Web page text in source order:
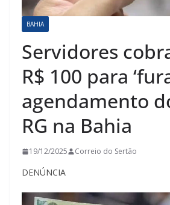
BAHIA
Servidores
R$ 100 para
agendamento
RG na Bahia
19/12/2025 Correio do Sertão
DENÚNCIA